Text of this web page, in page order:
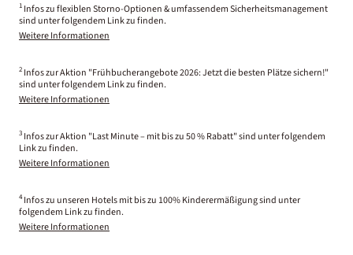
1 Infos zu flexiblen Storno-Optionen & umfassendem Sicherheitsmanagement
sind unter folgendem Link zu finden.
Weitere Informationen
2 Infos zur Aktion "Frühbucherangebote 2026: Jetzt die besten Plätze sichern!"
sind unter folgendem Link zu finden.
Weitere Informationen
3 Infos zur Aktion "Last Minute – mit bis zu 50 % Rabatt" sind unter folgendem
Link zu finden.
Weitere Informationen
4 Infos zu unseren Hotels mit bis zu 100% Kinderermäßigung sind unter
folgendem Link zu finden.
Weitere Informationen